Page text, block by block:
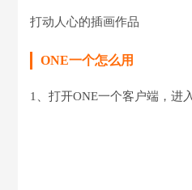
打动人心的插画作品
ONE一个怎么用
1、打开ONE一个客户端，进